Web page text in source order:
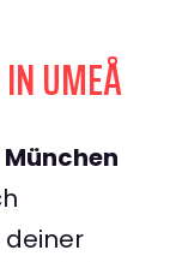
UMEÅ
deiner